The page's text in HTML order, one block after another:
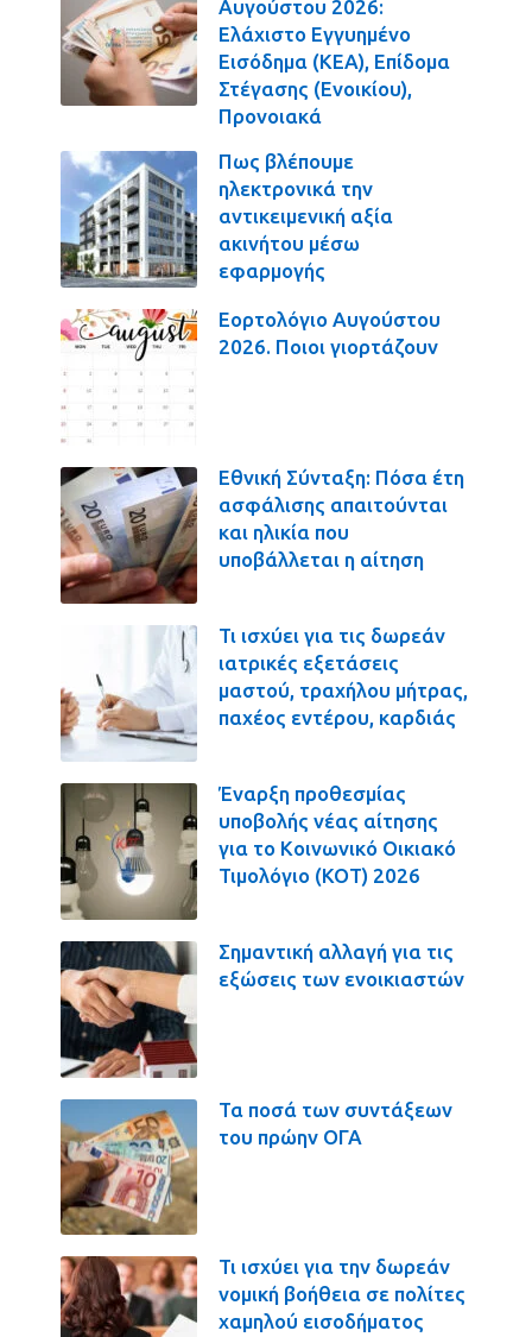
Αυγούστου 2026:
Ελάχιστο Εγγυημένο
Εισόδημα (ΚΕΑ), Επίδομα
Στέγασης (Ενοικίου),
Προνοιακά
Πως βλέπουμε
ηλεκτρονικά την
αντικειμενική αξία
ακινήτου μέσω
εφαρμογής
Εορτολόγιο Αυγούστου
2026. Ποιοι γιορτάζουν
Εθνική Σύνταξη: Πόσα έτη
ασφάλισης απαιτούνται
και ηλικία που
υποβάλλεται η αίτηση
Τι ισχύει για τις δωρεάν
ιατρικές εξετάσεις
μαστού, τραχήλου μήτρας,
παχέος εντέρου, καρδιάς
Έναρξη προθεσμίας
υποβολής νέας αίτησης
για το Κοινωνικό Οικιακό
Τιμολόγιο (ΚΟΤ) 2026
Σημαντική αλλαγή για τις
εξώσεις των ενοικιαστών
Τα ποσά των συντάξεων
του πρώην ΟΓΑ
Τι ισχύει για την δωρεάν
νομική βοήθεια σε πολίτες
χαμηλού εισοδήματος